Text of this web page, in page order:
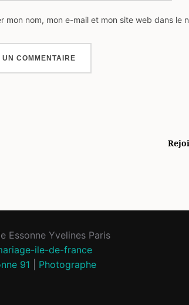
mon nom, mon e-mail et mon site web dans le
Essonne Yvelines Paris
ile-de-france
91
Photographe